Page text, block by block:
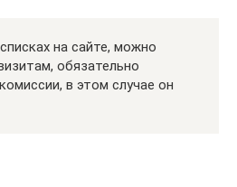
на сайте, можно
обязательно
в этом случае он